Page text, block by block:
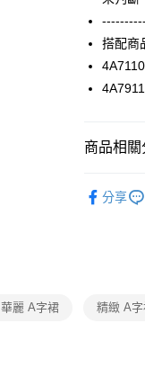
台灣樂
相關說明
【關於「
AFTEE
便利好安
１．簡單
【「
２．訂單
是否繳費
ATM付款
全家取貨
付款後全
付款後7-
搭配商
商品相關
品 分享
華麗 A字裙 精緻 A